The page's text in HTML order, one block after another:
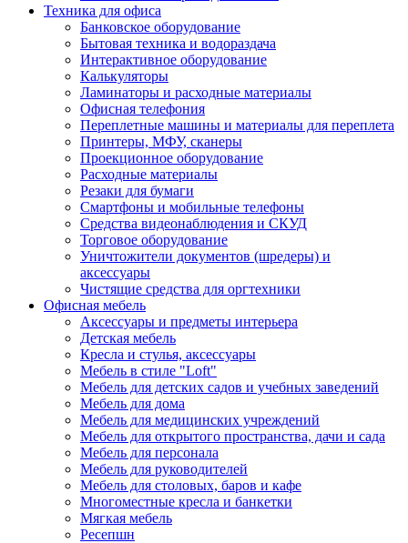
Техника для офиса
Банковское оборудование
Бытовая техника и водораздача
Интерактивное оборудование
Калькуляторы
Ламинаторы и расходные материалы
Офисная телефония
Переплетные машины и материалы для переплета
Принтеры, МФУ, сканеры
Проекционное оборудование
Расходные материалы
Резаки для бумаги
Смартфоны и мобильные телефоны
Средства видеонаблюдения и СКУД
Торговое оборудование
Уничтожители документов (шредеры) и
аксессуары
Чистящие средства для оргтехники
Офисная мебель
Аксессуары и предметы интерьера
Детская мебель
Кресла и стулья, аксессуары
Мебель в стиле "Loft"
Мебель для детских садов и учебных заведений
Мебель для дома
Мебель для медицинских учреждений
Мебель для открытого пространства, дачи и сада
Мебель для персонала
Мебель для руководителей
Мебель для столовых, баров и кафе
Многоместные кресла и банкетки
Мягкая мебель
Ресепшн